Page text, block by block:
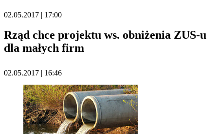
02.05.2017 | 17:00
Rząd chce projektu ws. obniżenia ZUS-u
dla małych firm
02.05.2017 | 16:46